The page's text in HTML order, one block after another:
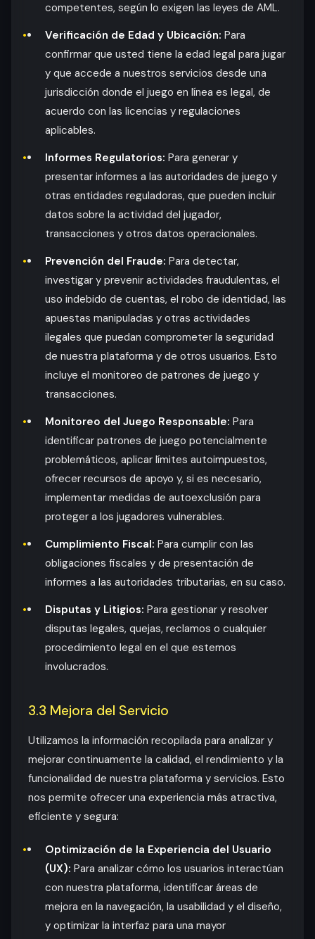
competentes, según lo exigen las leyes de AML.
Verificación de Edad y Ubicación: Para
confirmar que usted tiene la edad legal para jugar
y que accede a nuestros servicios desde una
jurisdicción donde el juego en línea es legal, de
acuerdo con las licencias y regulaciones
aplicables.
Informes Regulatorios: Para generar y
presentar informes a las autoridades de juego y
otras entidades reguladoras, que pueden incluir
datos sobre la actividad del jugador,
transacciones y otros datos operacionales.
Prevención del Fraude: Para detectar,
investigar y prevenir actividades fraudulentas, el
uso indebido de cuentas, el robo de identidad, las
apuestas manipuladas y otras actividades
ilegales que puedan comprometer la seguridad
de nuestra plataforma y de otros usuarios. Esto
incluye el monitoreo de patrones de juego y
transacciones.
Monitoreo del Juego Responsable: Para
identificar patrones de juego potencialmente
problemáticos, aplicar límites autoimpuestos,
ofrecer recursos de apoyo y, si es necesario,
implementar medidas de autoexclusión para
proteger a los jugadores vulnerables.
Cumplimiento Fiscal: Para cumplir con las
obligaciones fiscales y de presentación de
informes a las autoridades tributarias, en su caso.
Disputas y Litigios: Para gestionar y resolver
disputas legales, quejas, reclamos o cualquier
procedimiento legal en el que estemos
involucrados.
3.3 Mejora del Servicio
Utilizamos la información recopilada para analizar y
mejorar continuamente la calidad, el rendimiento y la
funcionalidad de nuestra plataforma y servicios. Esto
nos permite ofrecer una experiencia más atractiva,
eficiente y segura:
Optimización de la Experiencia del Usuario
(UX): Para analizar cómo los usuarios interactúan
con nuestra plataforma, identificar áreas de
mejora en la navegación, la usabilidad y el diseño,
y optimizar la interfaz para una mayor